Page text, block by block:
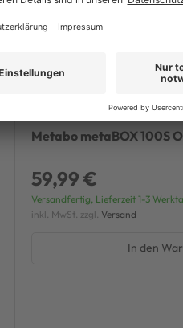
Metabo metaBOX 100S
59,99 €
Versandfertig, Lieferzeit 1-3
inkl. MwSt. zzgl. Versand
In den